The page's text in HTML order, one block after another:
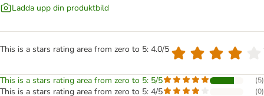
Ladda upp din produktbild
This is a stars rating area from zero to 5: 4.0/5
This is a stars rating area from zero to 5: 5/5 (5)
This is a stars rating area from zero to 5: 4/5 (0)